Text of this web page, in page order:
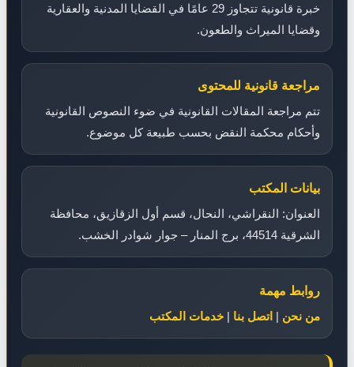
خبرة قانونية تتجاوز 29 عامًا في القضايا المدنية والعقارية
وقضايا الميراث والطعون.
مراجعة قانونية للمحتوى
تتم مراجعة المقالات القانونية في ضوء النصوص القانونية
وأحكام محكمة النقض بحسب طبيعة كل موضوع.
بيانات المكتب
العنوان: النقراشي، النحال، قسم أول الزقازيق، محافظة
الشرقية 44514، برج المنار – جوار شوادر الخشب.
روابط مهمة
من نحن | اتصل بنا | خدمات المكتب